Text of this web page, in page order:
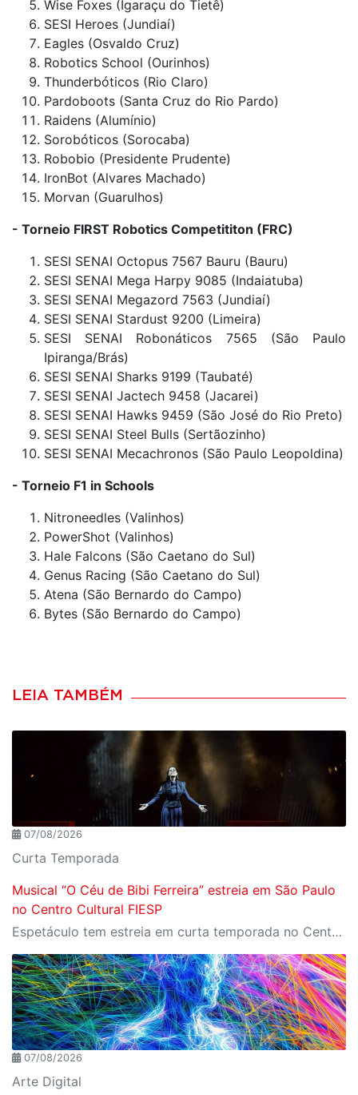
Wise Foxes (Igaraçu do Tietê)
SESI Heroes (Jundiaí)
Eagles (Osvaldo Cruz)
Robotics School (Ourinhos)
Thunderbóticos (Rio Claro)
Pardoboots (Santa Cruz do Rio Pardo)
Raidens (Alumínio)
Sorobóticos (Sorocaba)
Robobio (Presidente Prudente)
IronBot (Alvares Machado)
Morvan (Guarulhos)
- Torneio FIRST Robotics Competititon (FRC)
SESI SENAI Octopus 7567 Bauru (Bauru)
SESI SENAI Mega Harpy 9085 (Indaiatuba)
SESI SENAI Megazord 7563 (Jundiaí)
SESI SENAI Stardust 9200 (Limeira)
SESI SENAI Robonáticos 7565 (São Paulo
Ipiranga/Brás)
SESI SENAI Sharks 9199 (Taubaté)
SESI SENAI Jactech 9458 (Jacarei)
SESI SENAI Hawks 9459 (São José do Rio Preto)
SESI SENAI Steel Bulls (Sertãozinho)
SESI SENAI Mecachronos (São Paulo Leopoldina)
- Torneio F1 in Schools
Nitroneedles (Valinhos)
PowerShot (Valinhos)
Hale Falcons (São Caetano do Sul)
Genus Racing (São Caetano do Sul)
Atena (São Bernardo do Campo)
Bytes (São Bernardo do Campo)
LEIA TAMBÉM
07/08/2026
Curta Temporada
Musical “O Céu de Bibi Ferreira” estreia em São Paulo
no Centro Cultural FIESP
Espetáculo tem estreia em curta temporada no Centro Cultural FIESP, no dia 20 de agosto, às 20h.
07/08/2026
Arte Digital